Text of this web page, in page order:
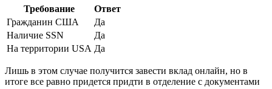
Требование
Ответ
Гражданин США
Да
Наличие SSN
Да
На территории USA Да
Лишь в этом случае получится завести вклад онлайн, но в
итоге все равно придется придти в отделение с документами